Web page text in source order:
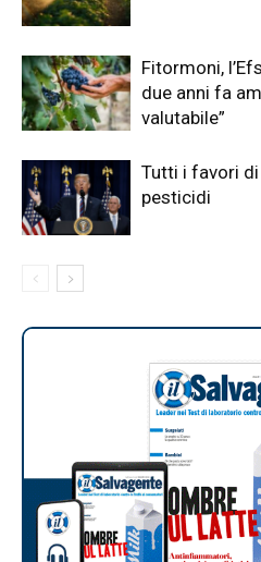
Fitormoni,
due anni fa
valutabile”
Tutti i favori di
pesticidi